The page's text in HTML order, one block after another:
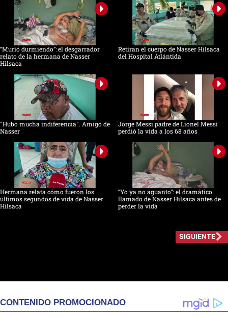
“Murió durmiendo”: el desgarrador
relato de la hermana de Nasser
Hilsaca
Retiran el cuerpo de Nasser Hilsaca
del Hospital Atlántida
"Hubo mucha indiferencia". Amigo de
Nasser
Jorge Messi padre de Lionel Messi
perdió la vida a los 68 años
Hermana relata cómo fueron los
últimos segundos de vida de Nasser
Hilsaca
“Yo ya no aguanto”: el dramático
llamado de Nasser Hilsaca antes de
perder la vida
SIGUIENTE
CONTENIDO PROMOCIONADO